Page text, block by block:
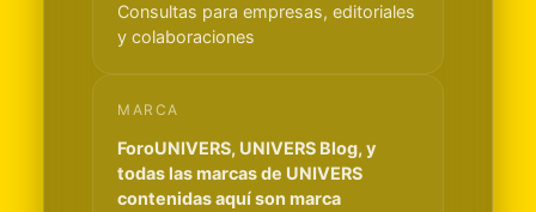
Consultas para empresas, editoriales
y colaboraciones
MARCA
ForoUNIVERS, UNIVERS Blog, y
todas las marcas de UNIVERS
contenidas aquí son marca